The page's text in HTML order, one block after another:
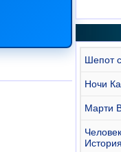
Шепот
Ночи
Марти